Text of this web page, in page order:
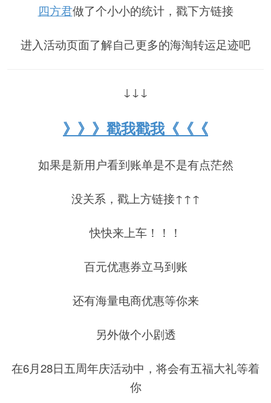
四方君做了个小小的统计，戳下方链接
进入活动页面了解自己更多的海淘转运足迹吧
↓↓↓
》》》戳我戳我《《《
如果是新用户看到账单是不是有点茫然
没关系，戳上方链接↑↑↑
快快来上车！！！
百元优惠券立马到账
还有海量电商优惠等你来
另外做个小剧透
在6月28日五周年庆活动中，将会有五福大礼等着
你